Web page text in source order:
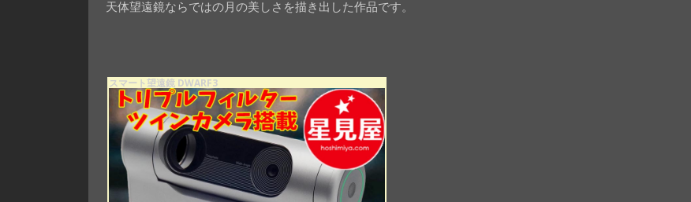
天体望遠鏡ならではの月の美しさを描き出した作品です。
スマート望遠鏡 DWARF3